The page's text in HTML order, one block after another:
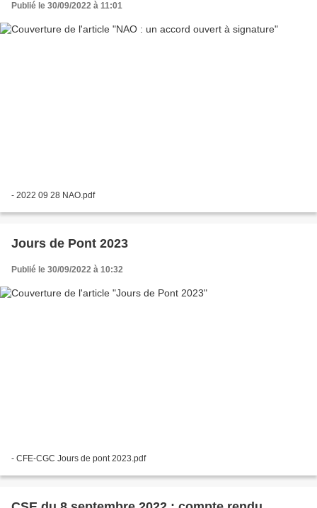
Publié le 30/09/2022 à 11:01
- 2022 09 28 NAO.pdf
Jours de Pont 2023
Publié le 30/09/2022 à 10:32
- CFE-CGC Jours de pont 2023.pdf